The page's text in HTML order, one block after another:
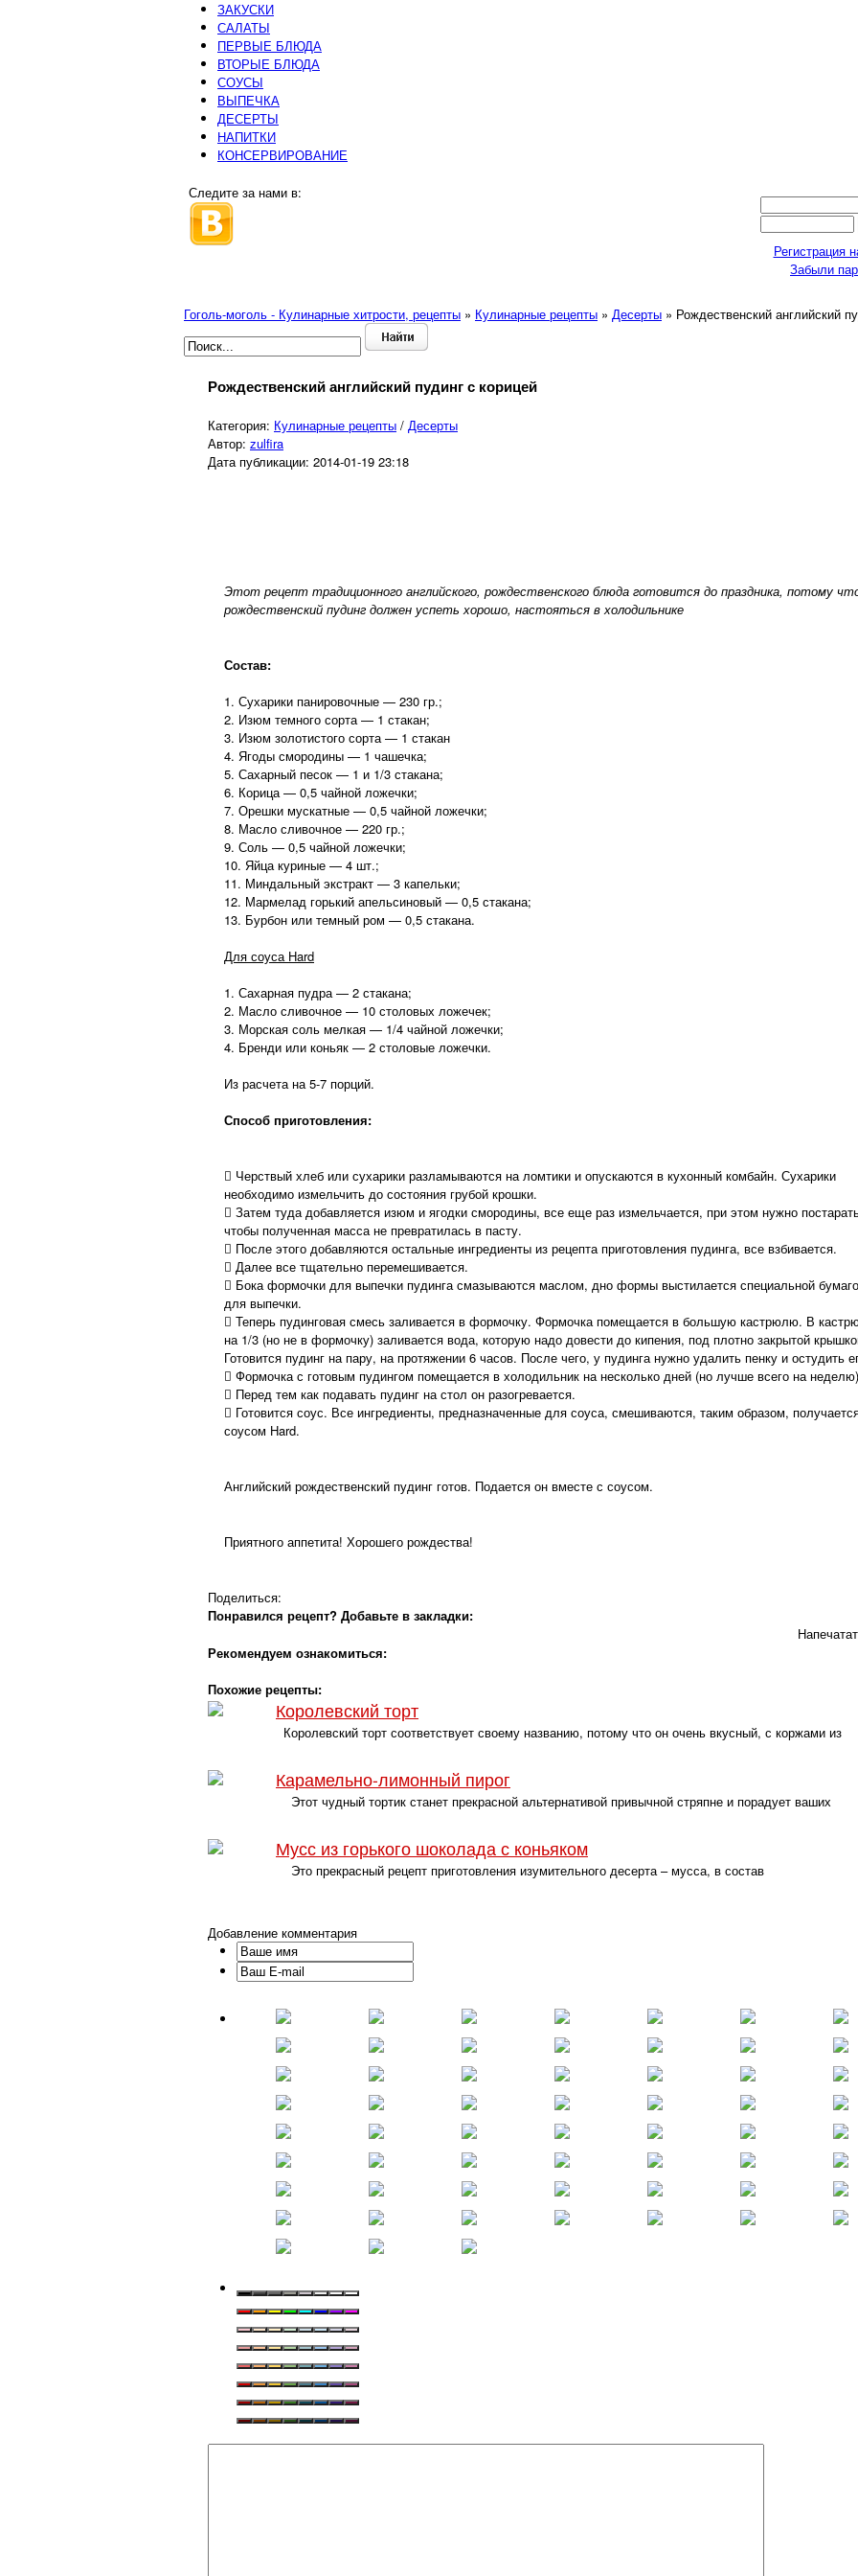
ЗАКУСКИ
САЛАТЫ
ПЕРВЫЕ БЛЮДА
ВТОРЫЕ БЛЮДА
СОУСЫ
ВЫПЕЧКА
ДЕСЕРТЫ
НАПИТКИ
КОНСЕРВИРОВАНИЕ
Следите за нами в:
Регистрация
Забыли
Гоголь-моголь - Кулинарные хитрости, рецепты » Кулинарные рецепты » Десерты » Рождественский английский
Рождественский английский пудинг с корицей
Категория: Кулинарные рецепты / Десерты
Автор: zulfira
Дата публикации: 2014-01-19 23:18
Этот рецепт традиционного английского, рождественского блюда готовится до праздника, потому
рождественский пудинг должен успеть хорошо, настояться в холодильнике
Состав:
1. Сухарики панировочные — 230 гр.;
2. Изюм темного сорта — 1 стакан;
3. Изюм золотистого сорта — 1 стакан
4. Ягоды смородины — 1 чашечка;
5. Сахарный песок — 1 и 1/3 стакана;
6. Корица — 0,5 чайной ложечки;
7. Орешки мускатные — 0,5 чайной ложечки;
8. Масло сливочное — 220 гр.;
9. Соль — 0,5 чайной ложечки;
10. Яйца куриные — 4 шт.;
11. Миндальный экстракт — 3 капельки;
12. Мармелад горький апельсиновый — 0,5 стакана;
13. Бурбон или темный ром — 0,5 стакана.
Для соуса Hard
1. Сахарная пудра — 2 стакана;
2. Масло сливочное — 10 столовых ложечек;
3. Морская соль мелкая — 1/4 чайной ложечки;
4. Бренди или коньяк — 2 столовые ложечки.
Из расчета на 5-7 порций.
Способ приготовления:
 Черствый хлеб или сухарики разламываются на ломтики и опускаются в кухонный комбайн. Сухарики
необходимо измельчить до состояния грубой крошки.
 Затем туда добавляется изюм и ягодки смородины, все еще раз измельчается, при этом нужно
чтобы полученная масса не превратилась в пасту.
 После этого добавляются остальные ингредиенты из рецепта приготовления пудинга, все взбивается.
 Далее все тщательно перемешивается.
 Бока формочки для выпечки пудинга смазываются маслом, дно формы выстилается специальной
для выпечки.
 Теперь пудинговая смесь заливается в формочку. Формочка помещается в большую кастрюлю. В
на 1/3 (но не в формочку) заливается вода, которую надо довести до кипения, под плотно закрытой
Готовится пудинг на пару, на протяжении 6 часов. После чего, у пудинга нужно удалить пенку и остудить
 Формочка с готовым пудингом помещается в холодильник на несколько дней (но лучше всего на
 Перед тем как подавать пудинг на стол он разогревается.
 Готовится соус. Все ингредиенты, предназначенные для соуса, смешиваются, таким образом,
соусом Hard.
Английский рождественский пудинг готов. Подается он вместе с соусом.
Приятного аппетита! Хорошего рождества!
Поделиться:
Понравился рецепт? Добавьте в закладки:
Рекомендуем ознакомиться:
Похожие рецепты:
Королевский торт
Королевский торт соответствует своему названию, потому что он очень вкусный, с коржами из
Карамельно-лимонный пирог
Этот чудный тортик станет прекрасной альтернативой привычной стряпне и порадует ваших
Мусс из горького шоколада с коньяком
Это прекрасный рецепт приготовления изумительного десерта – мусса, в состав
Добавление комментария